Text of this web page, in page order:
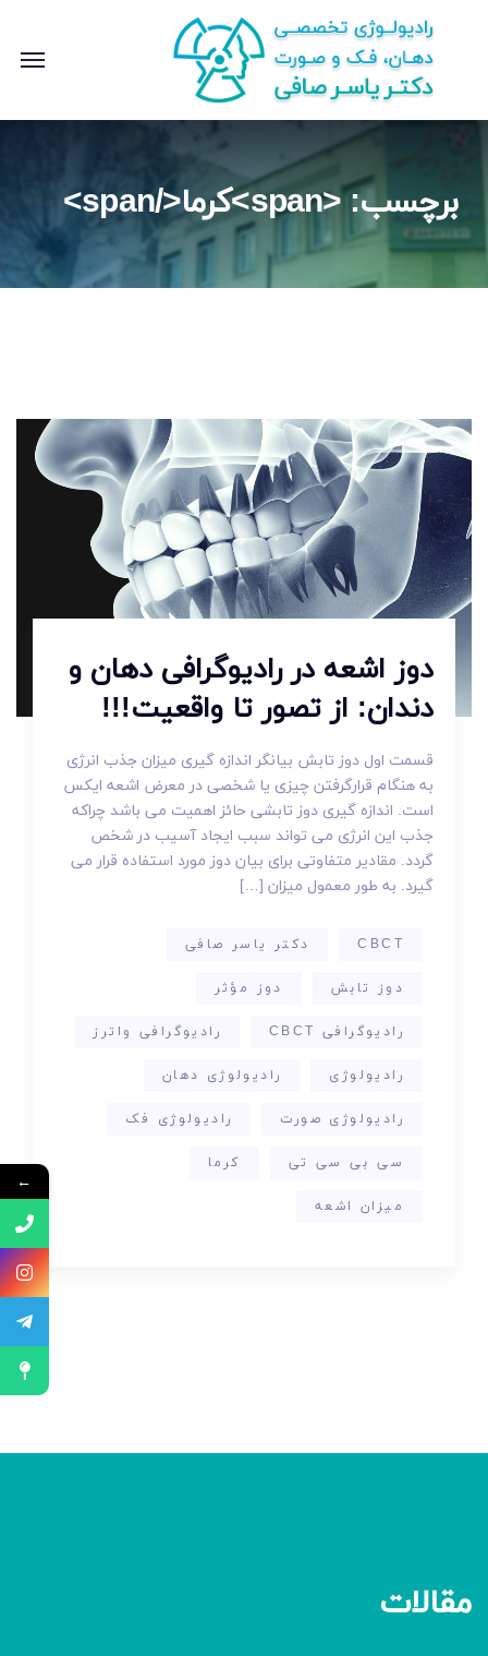
برچسب: <span>کرما</span>
دوز اشعه در رادیوگرافی دهان و
دندان: از تصور تا واقعیت!!!
قسمت اول دوز تابش بیانگر اندازه گیری میزان جذب انرژی
به هنگام قرارگرفتن چیزی یا شخصی در معرض اشعه ایکس
است. اندازه گیری دوز تابشی حائز اهمیت می باشد چراکه
جذب این انرژی می تواند سبب ایجاد آسیب در شخص
گردد. مقادیر متفاوتی برای بیان دوز مورد استفاده قرار می
گیرد. به طور معمول میزان […]
CBCT دکتر یاسر صافی
دوز تابش دوز مؤثر
رادیوگرافی CBCT رادیوگرافی واترز
رادیولوژی رادیولوژی دهان
رادیولوژی صورت رادیولوژی فک
سی بی سی تی کرما
میزان اشعه
مقالات
←